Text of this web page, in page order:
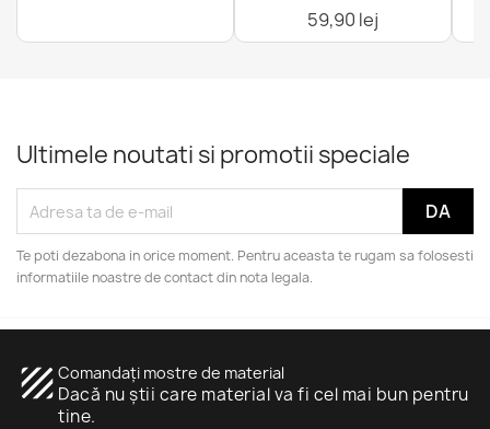
59,90 lej
Ultimele noutati si promotii speciale
Te poti dezabona in orice moment. Pentru aceasta te rugam sa folosesti
informatiile noastre de contact din nota legala.
texture Comandați mostre de material
Dacă nu știi care material va fi cel mai bun pentru
tine.